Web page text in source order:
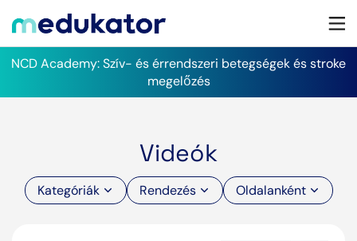
NCD Academy: Szív- és érrendszeri betegségek és stroke
megelőzés
Videók
Kategóriák Rendezés Oldalanként